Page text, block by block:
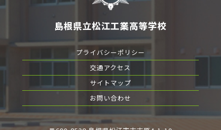
島根県立松江工業高等学校
プライバシーポリシー
交通アクセス
サイトマップ
お問い合わせ